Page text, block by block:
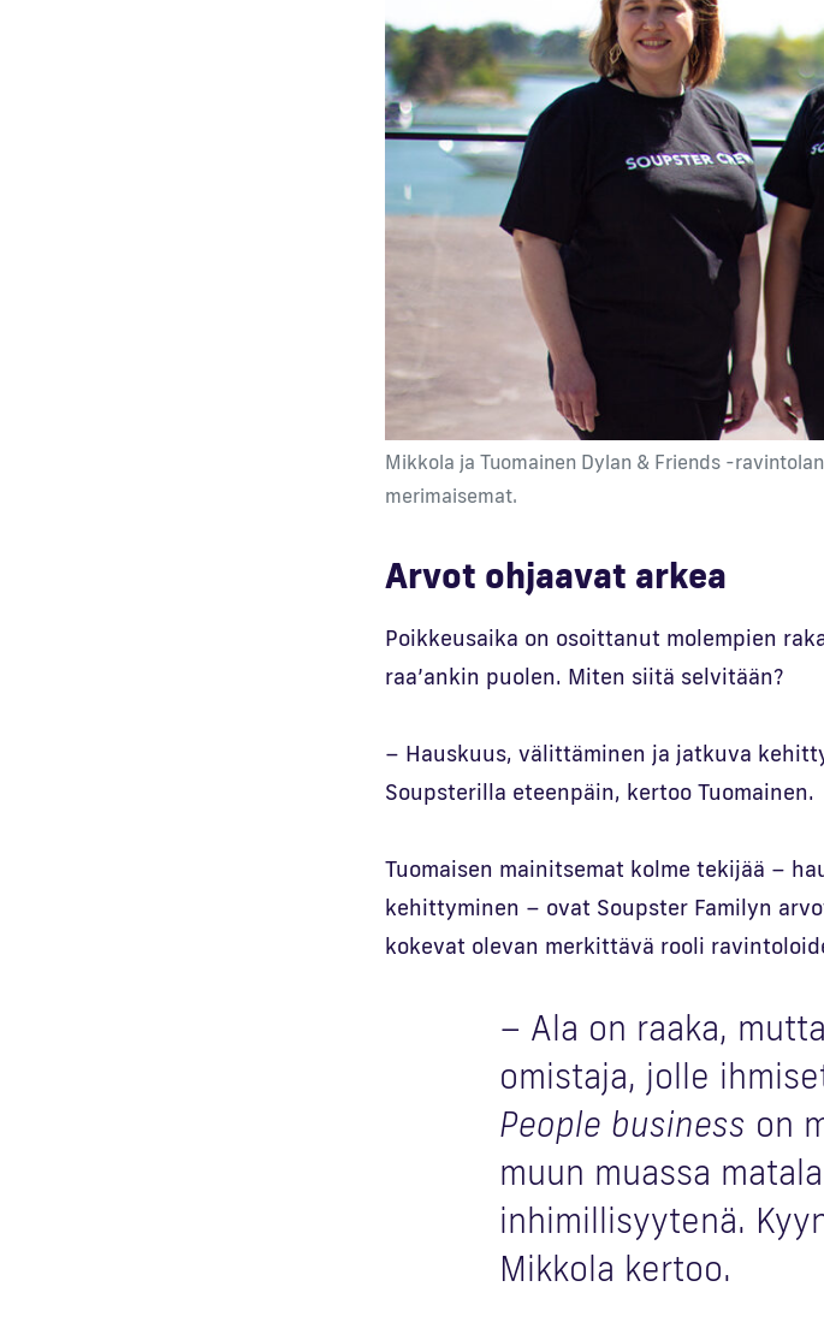
Mikkola ja Tuomainen Dylan & Friends -
merimaisemat.
Arvot ohjaavat arkea
Poikkeusaika on osoittanut molempien
raa’ankin puolen. Miten siitä selvitään?
– Hauskuus, välittäminen ja jatkuva
Soupsterilla eteenpäin, kertoo Tuomainen.
Tuomaisen mainitsemat kolme tekijää –
kehittyminen – ovat Soupster Familyn
kokevat olevan merkittävä rooli
– Ala on raaka,
omistaja, jolle
People business on
muun muassa
inhimillisyytenä.
Mikkola kertoo.